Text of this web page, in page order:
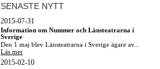
SENASTE NYTT
2015-07-31
Information om Nummer och Länsteatrarna i
Sverige
Den 1 maj blev Länsteatrarna i Sverige ägare av...
Läs mer
2015-02-10